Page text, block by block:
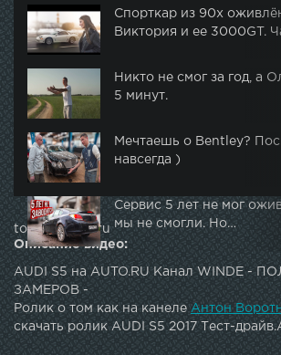
Спорткар из 90х
Виктория и ее 3000GT.
Никто не смог за год, а
5 минут.
Мечтаешь о Bentley?
навсегда )
Сервис 5 лет не мог
мы не смогли. Но…
topautotube.ru
Описание видео:
AUDI S5 на AUTO.RU Канал WINDE -
ЗАМЕРОВ -
Ролик о том как на канелеАнтон
скачать ролик AUDI S5 2017 Тест-